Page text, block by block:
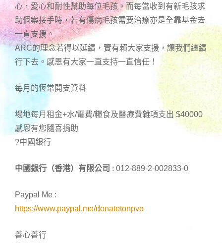
心，愛心和耐性幫助每位毛孩。而每當收到有新毛孩求
助個案接手時，若有傷病毛孩需要治療亦是全靠基金去
一直支援。
ARC的理念若得以延續，實有賴大家支援，讓我們繼續
行下去。感恩有大家一直支持一直信任！
每月的恆常開支資料
場地每月租金+水/電費/糧食及醫療費雜項支出 $40000
感恩有您隨喜捐助
?中國銀行
中國銀行（香港）有限公司 : 012-889-2-002833-0
Paypal Me :
https://www.paypal.me/donatetonpvo
善心善行